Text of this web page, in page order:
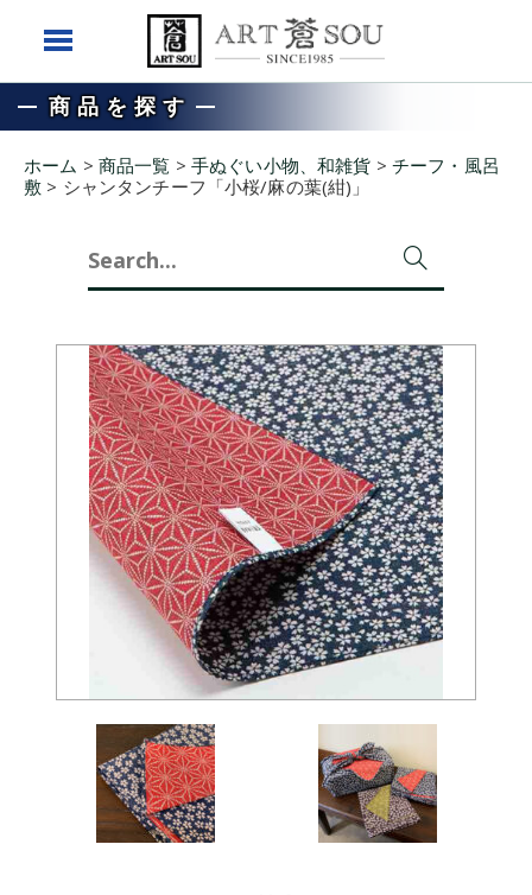
商品を探す
ホーム > 商品一覧 > 手ぬぐい小物、和雑貨 > チーフ・風呂
敷 > シャンタンチーフ「小桜/麻の葉(紺)」
Search